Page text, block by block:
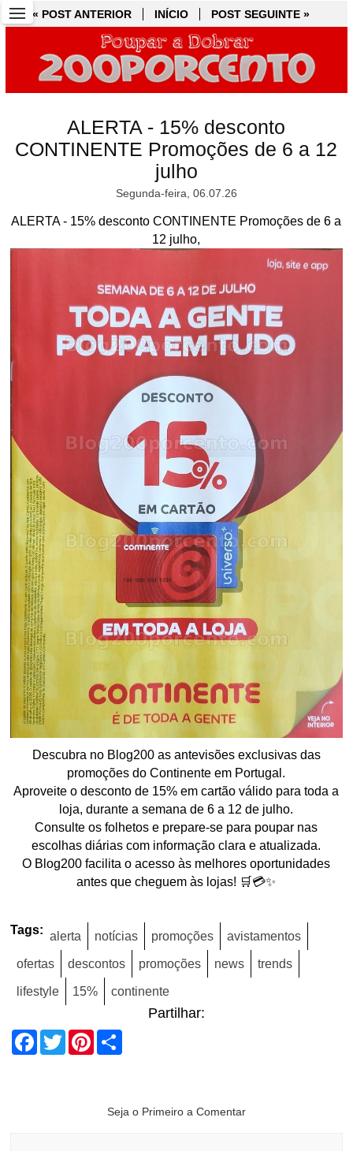
« POST ANTERIOR INÍCIO POST SEGUINTE »
ALERTA - 15% desconto
CONTINENTE Promoções de 6 a 12
julho
Segunda-feira, 06.07.26
ALERTA - 15% desconto CONTINENTE Promoções de 6 a
12 julho,
Descubra no Blog200 as antevisões exclusivas das
promoções do Continente em Portugal.
Aproveite o desconto de 15% em cartão válido para toda a
loja, durante a semana de 6 a 12 de julho.
Consulte os folhetos e prepare-se para poupar nas
escolhas diárias com informação clara e atualizada.
O Blog200 facilita o acesso às melhores oportunidades
antes que cheguem às lojas! 🛒💳✨
Tags: alerta notícias promoções avistamentos
ofertas descontos promoções news trends
lifestyle 15% continente
Partilhar:
Facebook
TwitterPinterest
Seja o Primeiro a Comentar
« POST ANTERIOR INÍCIO POST SEGUINTE »